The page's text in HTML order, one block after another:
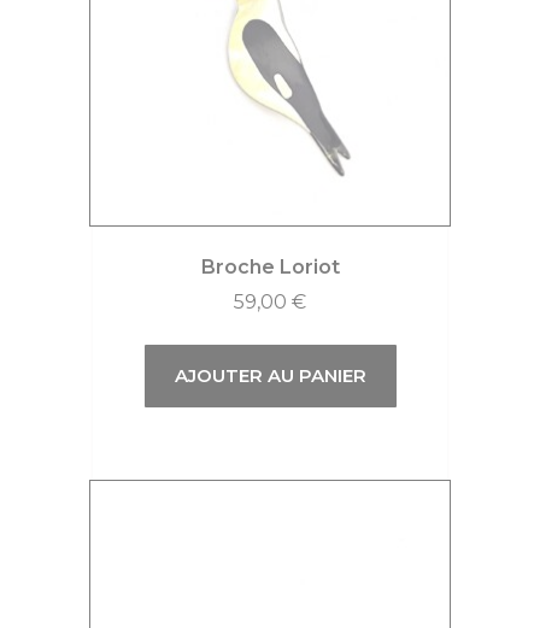
Broche Loriot
59,00 €
AJOUTER AU PANIER